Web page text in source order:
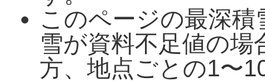
このページの最深
雪が資料不足値の
方、地点ごとの1〜